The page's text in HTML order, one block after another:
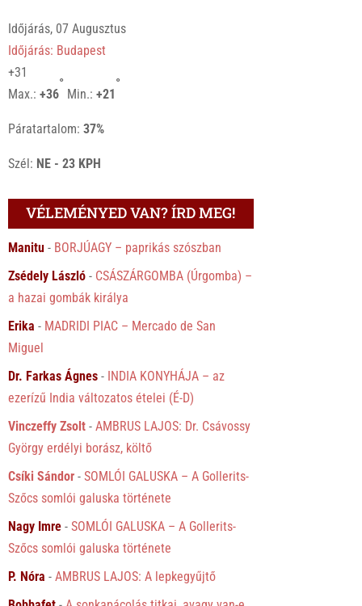
Időjárás, 07 Augusztus
Időjárás: Budapest
+31
Max.:+36
°
Min.:+21
°
Páratartalom:37%
Szél: NE - 23 KPH
VÉLEMÉNYED VAN? ÍRD MEG!
Manitu - BORJÚAGY – paprikás szószban
Zsédely László - CSÁSZÁRGOMBA (Úrgomba) –
a hazai gombák királya
Erika - MADRIDI PIAC – Mercado de San
Miguel
Dr. Farkas Ágnes - INDIA KONYHÁJA – az
ezerízű India változatos ételei (É-D)
Vinczeffy Zsolt -AMBRUS LAJOS: Dr. Csávossy
György erdélyi borász, költő
Csíki Sándor -SOMLÓI GALUSKA – A Gollerits-
Szőcs somlói galuska története
Nagy Imre -SOMLÓI GALUSKA – A Gollerits-
Szőcs somlói galuska története
P. Nóra -AMBRUS LAJOS: A lepkegyűjtő